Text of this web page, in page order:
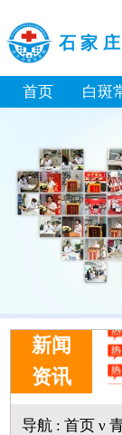
石家
首页 白斑
新闻
资讯
导航: 首页ν